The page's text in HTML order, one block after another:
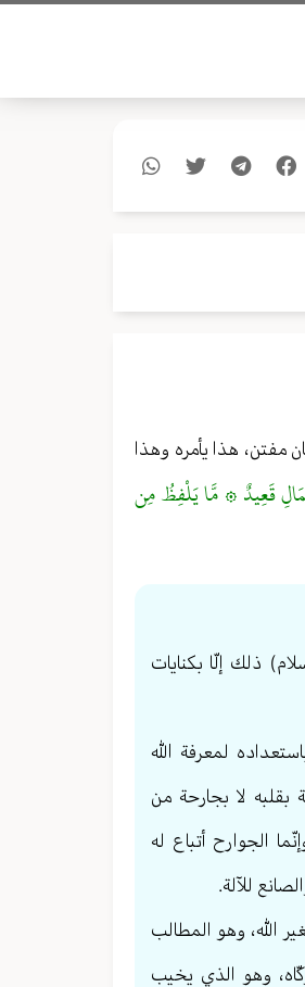
مفتن، هذا يأمره وهذا
قَعِيدٌ ۞ مَّا يَلْفِظُ مِن
ذلك إلّا بكنايات
لمعرفة الله
بقلبه لا بجارحة من
الجوارح أتباع له
للآلة.
الله، وهو المطالب
وهو الذي يخيب